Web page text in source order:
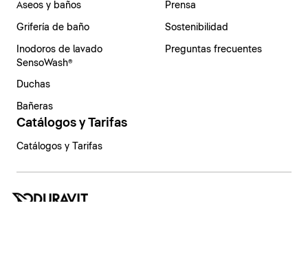
Aseos y baños
Grifería de baño
Inodoros de lavado
SensoWash®
Duchas
Bañeras
Prensa
Sostenibilidad
Preguntas frecuentes
Catálogos y Tarifas
Catálogos y Tarifas